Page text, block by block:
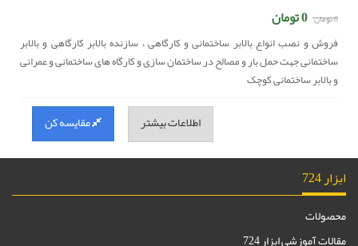
0 تومان
فروش و نصب انواع بالابر ساختمانی و کارگاهی ، سازنده بالابر کارگاهی و بالابر
ساختمانی جهت حمل بار و مصالح در ساختمان سازی و کارگاه های ساختمانی و عمرانی
و بالابر ساختمانی کوچک
اطلاعات بیشتر مقایسه کن
ابزار 724
محصولات
مقالات آموزشی ابزار 724